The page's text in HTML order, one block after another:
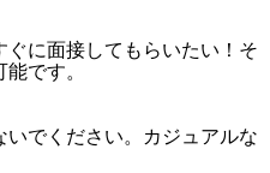
に面接してもらいたい！そ
です。
でください。カジュアルな